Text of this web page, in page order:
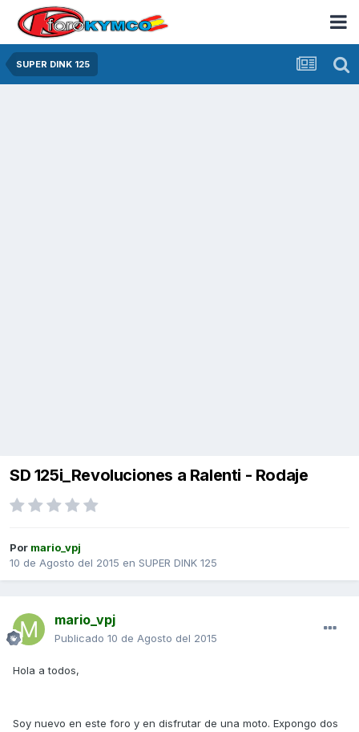
SUPER DINK 125
SD 125i_Revoluciones a Ralenti - Rodaje
Por mario_vpj
10 de Agosto del 2015 en SUPER DINK 125
mario_vpj
Publicado 10 de Agosto del 2015
Hola a todos,
Soy nuevo en este foro y en disfrutar de una moto. Expongo dos